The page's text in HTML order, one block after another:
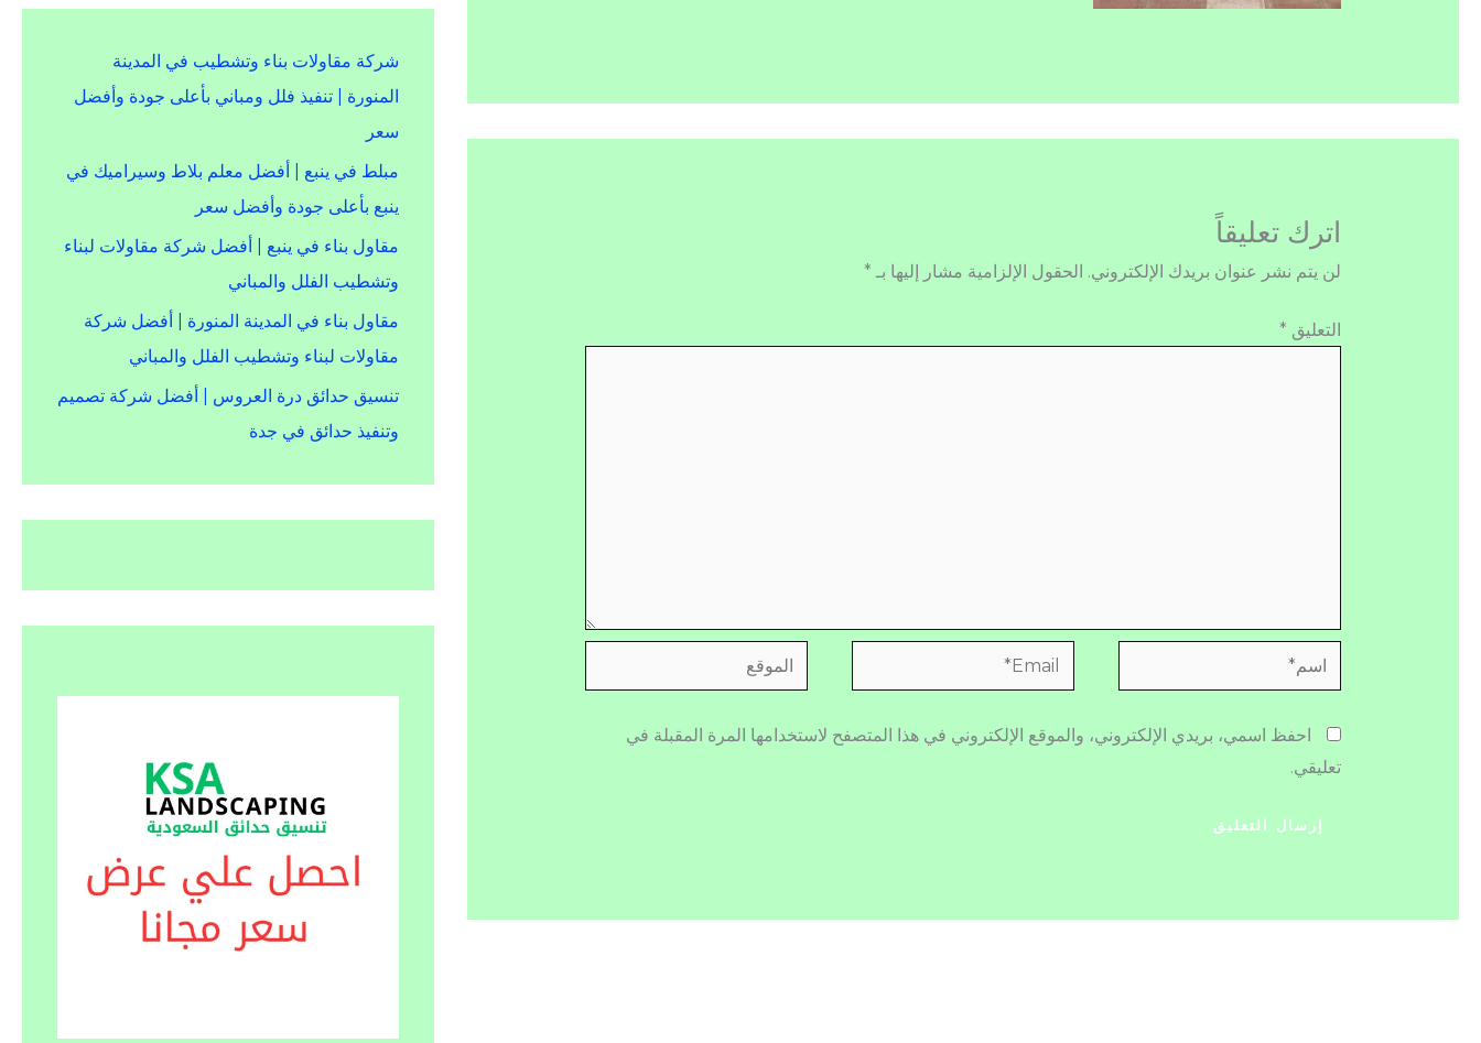
اترك تعليقاً
لن يتم نشر عنوان بريدك الإلكتروني. الحقول الإلزامية مشار إليها بـ *
التعليق *
اسم* Email* الموقع
احفظ اسمي، بريدي الإلكتروني، والموقع الإلكتروني في هذا المتصفح لاستخدامها المرة المقبلة في
تعليقي.
شركة مقاولات بناء وتشطيب في المدينة
المنورة | تنفيذ فلل ومباني بأعلى جودة وأفضل
سعر
مبلط في ينبع | أفضل معلم بلاط وسيراميك في
ينبع بأعلى جودة وأفضل سعر
مقاول بناء في ينبع | أفضل شركة مقاولات لبناء
وتشطيب الفلل والمباني
مقاول بناء في المدينة المنورة | أفضل شركة
مقاولات لبناء وتشطيب الفلل والمباني
تنسيق حدائق درة العروس | أفضل شركة تصميم
وتنفيذ حدائق في جدة